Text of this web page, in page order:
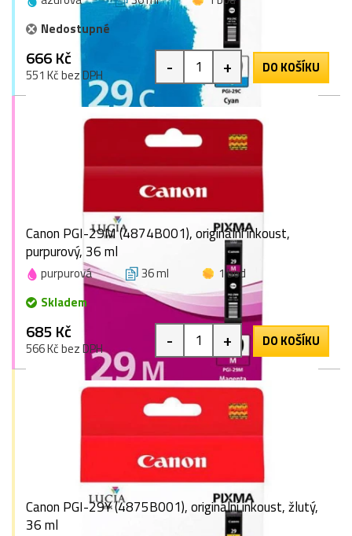
Nedostupné
666 Kč
551 Kč bez DPH - + DO KOŠÍKU
Canon PGI-29M (4874B001), originální inkoust,
purpurový, 36 ml
purpurová 36 ml
1 bod
Skladem
685 Kč
566 Kč bez DPH - + DO KOŠÍKU
Canon PGI-29Y (4875B001), originální inkoust, žlutý,
36 ml